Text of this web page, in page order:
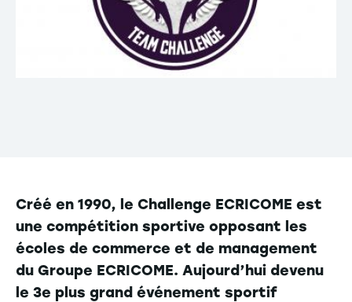
Créé en 1990, le Challenge ECRICOME est
une compétition sportive opposant les
écoles de commerce et de management
du Groupe ECRICOME. Aujourd’hui devenu
le 3e plus grand événement sportif